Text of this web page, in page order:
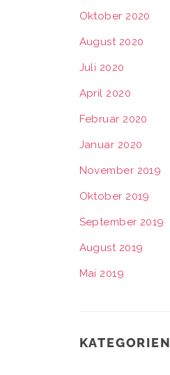
Oktober 2020
August 2020
Juli 2020
April 2020
Februar 2020
Januar 2020
November 2019
Oktober 2019
September 2019
August 2019
Mai 2019
KATEGORIEN